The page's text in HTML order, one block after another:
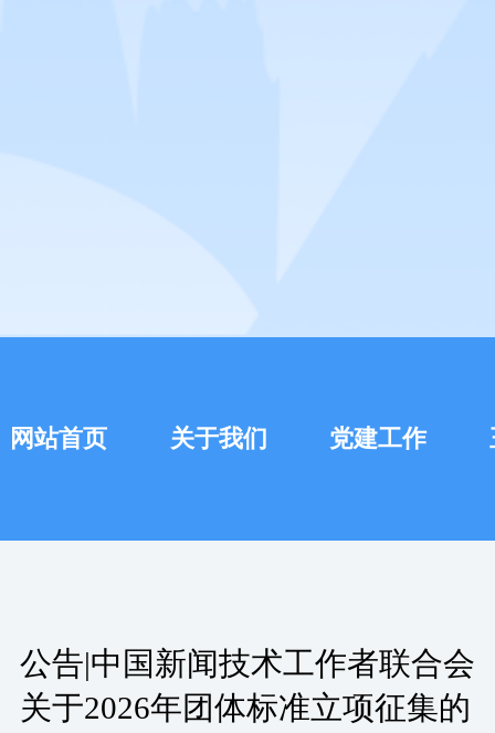
网站首页 关于我们 党建工作
公告|中国新闻技术工作者联合会
关于2026年团体标准立项征集的